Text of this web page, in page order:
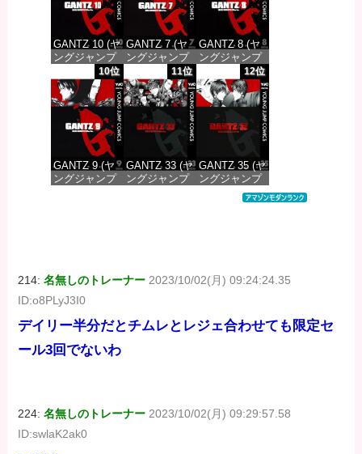
GANTZ 10 (ヤ
ングジャンプ
コミックス
DIGITAL)
価格：¥100
GANTZ 7 (ヤ
ングジャンプ
コミックス
DIGITAL)
価格：¥100
GANTZ 8 (ヤ
ングジャンプ
コミックス
DIGITAL)
価格：¥100
10位
GANTZ 9 (ヤ
ングジャンプ
11位
GANTZ 33 (ヤ
ングジャンプ
12位
GANTZ 35 (ヤ
ングジャンプ
コミックス
214:名無しのトレーナー 2023/10/02(月) 09:24:24.35
ID:o8PLyJ3I0
デイリー半分だとチムレとレジェ合わせても限定セ
ール3回でないわ
224:名無しのトレーナー 2023/10/02(月) 09:29:57.58
ID:swlaK2ak0